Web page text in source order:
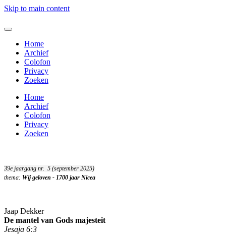
Skip to main content
Home
Archief
Colofon
Privacy
Zoeken
Home
Archief
Colofon
Privacy
Zoeken
39e jaargang nr. 5 (september 2025)
thema: Wij geloven - 1700 jaar Nicea
Jaap Dekker
De mantel van Gods majesteit
Jesaja 6:3